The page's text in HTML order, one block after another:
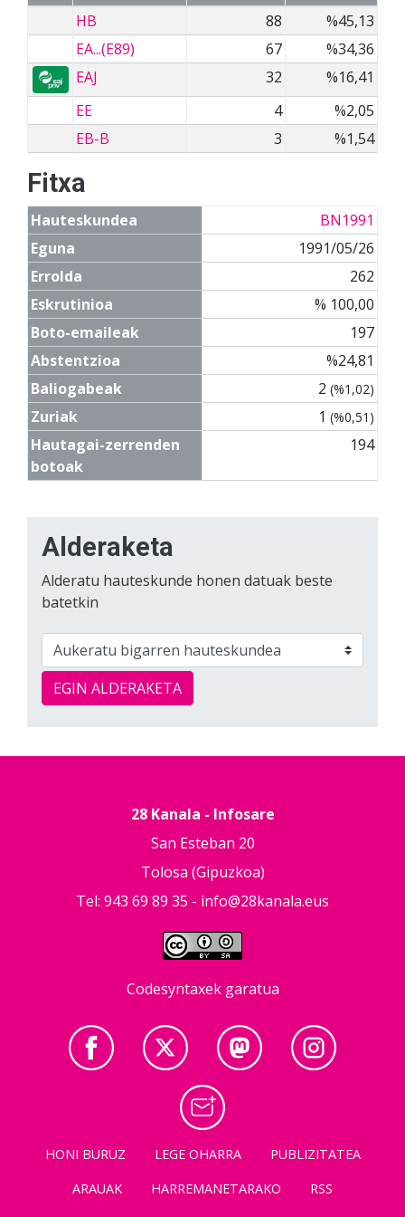
HB
88
%45,13
EA...(E89)
67
%34,36
EAJ
32
%16,41
EE
4
%2,05
EB-B
3 %1,54
Fitxa
Hauteskundea
BN1991
Eguna
1991/05/26
Errolda
262
Eskrutinioa
% 100,00
Boto-emaileak
197
Abstentzioa
%24,81
Baliogabeak
2 (%1,02)
Zuriak 1 (%0,51)
Hautagai-zerrenden
botoak
194
Alderaketa
Alderatu hauteskunde honen datuak beste
batetkin
EGIN ALDERAKETA
28 Kanala - Infosare
San Esteban 20
Tolosa (Gipuzkoa)
Tel: 943 69 89 35 - info@28kanala.eus
Codesyntaxek garatua
HONI BURUZ LEGE OHARRA
PUBLIZITATEA
ARAUAK
HARREMANETARAKO RSS